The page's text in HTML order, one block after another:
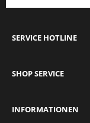
SERVICE HOTLINE
SHOP SERVICE
INFORMATIONEN